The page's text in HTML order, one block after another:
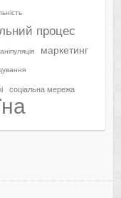
процес
маркетинг
соціальна мережа